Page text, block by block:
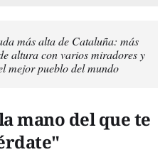
más alta de Cataluña: más
altura con varios miradores y
mejor pueblo del mundo
mano del que te